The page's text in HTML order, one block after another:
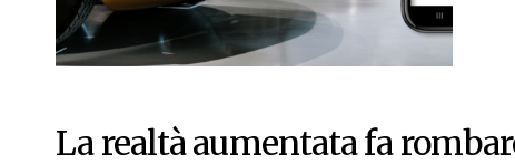
La realtà aumentata fa